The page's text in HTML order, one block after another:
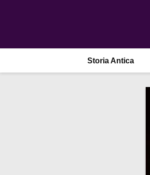
Storia Antica